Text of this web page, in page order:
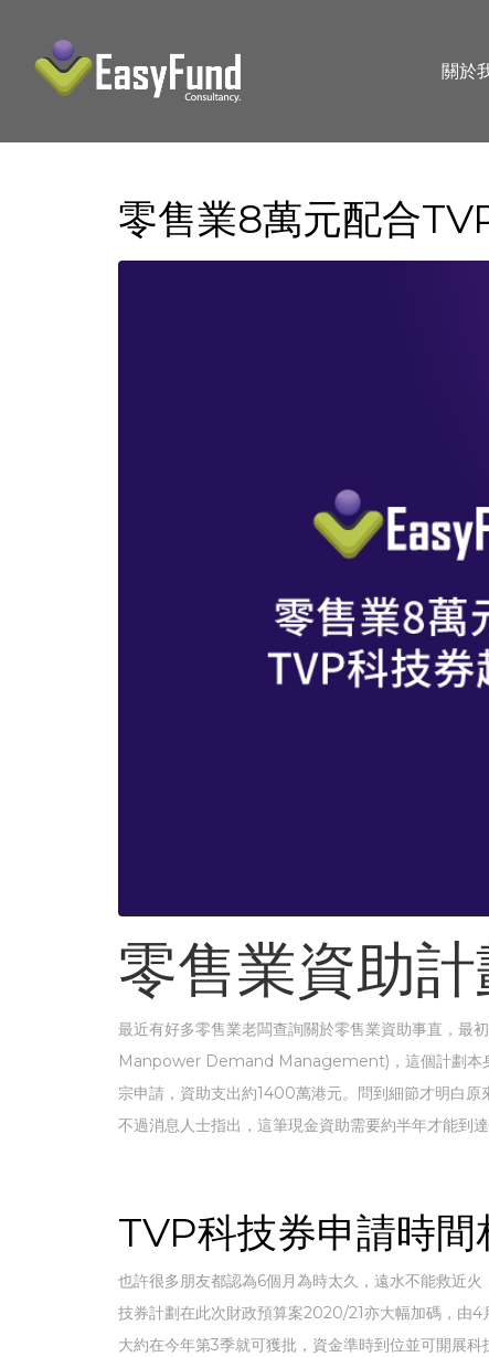
關於
零售業8萬元配合
零售業資助
最近有好多零售業老闆查詢關於零售業資助事直，
Manpower Demand Management)，這個計劃本
宗申請，資助支出約1400萬港元。問到細節才明白
不過消息人士指出，這筆現金資助需要約半年才能到達
TVP科技券申請時間
也許很多朋友都認為6個月為時太久，遠水不能救近
技券計劃在此次財政預算案2020/21亦大幅加碼，由
大約在今年第3季就可獲批，資金準時到位並可開展